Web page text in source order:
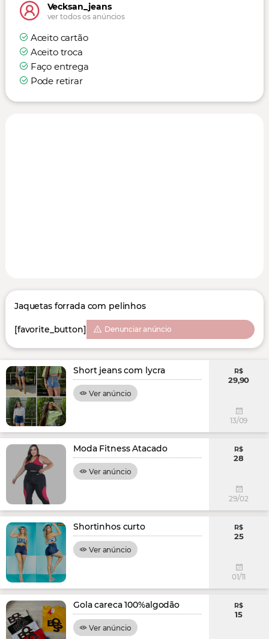
Vecksan_jeans
ver todos os anúncios
Aceito cartão
Aceito troca
Faço entrega
Pode retirar
Jaquetas forrada com pelinhos
[favorite_button] Denunciar anúncio
Short jeans com lycra
Ver anúncio
R$
29,90
13/09
Moda Fitness Atacado
Ver anúncio
R$
28
29/02
Shortinhos curto
Ver anúncio
R$
25
01/11
Gola careca 100%algodão
Ver anúncio
R$
15